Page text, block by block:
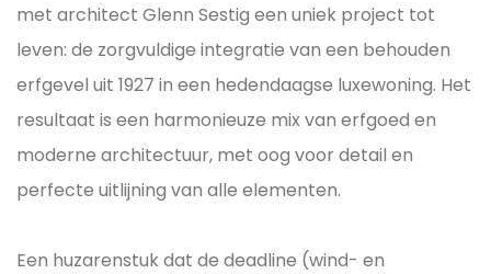
met architect Glenn Sestig een uniek project tot
leven: de zorgvuldige integratie van een behouden
erfgevel uit 1927 in een hedendaagse luxewoning. Het
resultaat is een harmonieuze mix van erfgoed en
moderne architectuur, met oog voor detail en
perfecte uitlijning van alle elementen.
Een huzarenstuk dat de deadline (wind- en